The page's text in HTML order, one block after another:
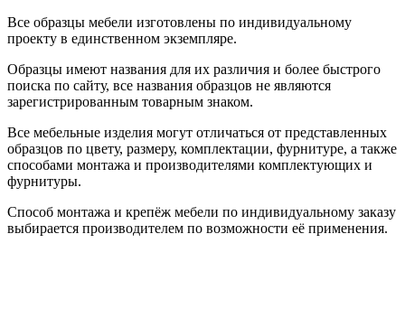
Все образцы мебели изготовлены по индивидуальному
проекту в единственном экземпляре.
Образцы имеют названия для их различия и более быстрого
поиска по сайту, все названия образцов не являются
зарегистрированным товарным знаком.
Все мебельные изделия могут отличаться от представленных
образцов по цвету, размеру, комплектации, фурнитуре, а также
способами монтажа и производителями комплектующих и
фурнитуры.
Способ монтажа и крепёж мебели по индивидуальному заказу
выбирается производителем по возможности её применения.